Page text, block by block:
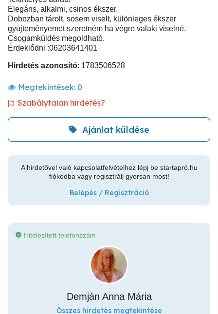
Elegáns, alkalmi, csinos ékszer.
Dobozban tárolt, sosem viselt, különleges ékszer
gyüjteményemet szeretném ha végre valaki viselné.
Csogamküldés megoldható.
Érdeklődni :06203641401
Hirdetés azonosító: 1783506528
Megtekintések: 0
Szabálytalan hirdetés?
Ajánlat küldése
A hirdetővel való kapcsolatfelvételhez lépj be startapró.hu
fiókodba vagy regisztrálj gyorsan most!
Belépés / Regisztráció
Hitelesített telefonszám
Demján Anna Mária
Összes hirdetés megtekintése